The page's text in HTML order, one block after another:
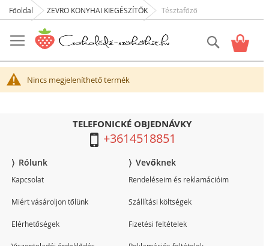
to
Content
Kosár
Keresés
Főoldal ZEVRO KONYHAI KIEGÉSZÍTŐK Tésztafőző
Nincs megjeleníthető termék
TELEFONICKÉ OBJEDNÁVKY
+3614518851
Rólunk
Kapcsolat
Miért vásároljon tőlünk
Elérhetőségek
Vevőknek
Rendeléseim és reklamációim
Szállítási költségek
Fizetési feltételek